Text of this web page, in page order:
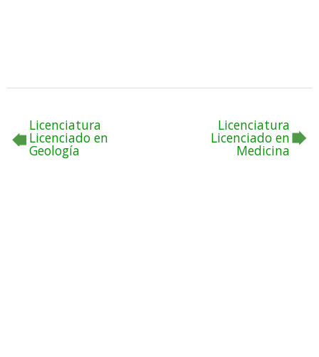
Licenciatura
Licenciado en
Geología
Licenciatura
Licenciado en
Medicina